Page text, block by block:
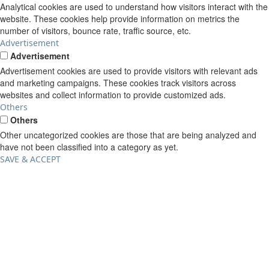
Analytical cookies are used to understand how visitors interact with the
website. These cookies help provide information on metrics the
number of visitors, bounce rate, traffic source, etc.
Advertisement
Advertisement
Advertisement cookies are used to provide visitors with relevant ads
and marketing campaigns. These cookies track visitors across
websites and collect information to provide customized ads.
Others
Others
Other uncategorized cookies are those that are being analyzed and
have not been classified into a category as yet.
SAVE & ACCEPT